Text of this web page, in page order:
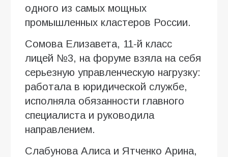
одного из самых мощных
промышленных кластеров России.
Сомова Елизавета, 11-й класс
лицей №3, на форуме взяла на себя
серьезную управленческую нагрузку:
работала в юридической службе,
исполняла обязанности главного
специалиста и руководила
направлением.
Слабунова Алиса и Ятченко Арина,